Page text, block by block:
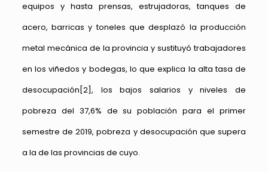
equipos y hasta prensas, estrujadoras, tanques de
acero, barricas y toneles que desplazó la producción
metal mecánica de la provincia y sustituyó trabajadores
en los viñedos y bodegas, lo que explica la alta tasa de
desocupación [2], los bajos salarios y niveles de
pobreza del 37,6% de su población para el primer
semestre de 2019, pobreza y desocupación que supera
a la de las provincias de cuyo.